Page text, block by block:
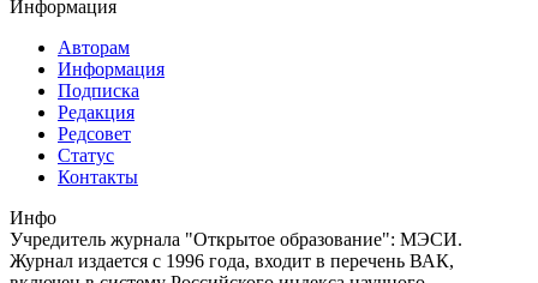
Информация
Авторам
Информация
Подписка
Редакция
Редсовет
Статус
Контакты
Инфо
Учредитель журнала "Открытое образование": МЭСИ.
Журнал издается с 1996 года, входит в перечень ВАК,